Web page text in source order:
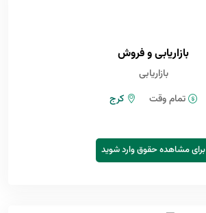
بازاریابی و فروش
بازاریابی
تمام وقت
کرج
برای مشاهده حقوق وارد شوید